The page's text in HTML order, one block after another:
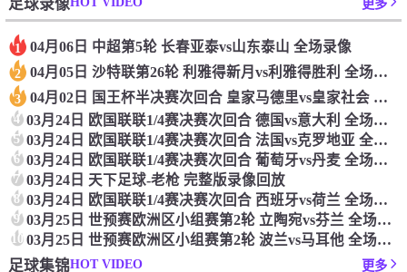
足球录像 更多
1 04月06日 中超第5轮 长春亚泰vs山东泰山 全场录像
2 04月05日 沙特联第26轮 利雅得新月vs利雅得胜利 全场录像
3 04月02日 国王杯半决赛次回合 皇家马德里vs皇家社会 全场录像
4 03月24日 欧国联联1/4赛决赛次回合 德国vs意大利 全场录像回放
5 03月24日 欧国联联1/4赛决赛次回合 法国vs克罗地亚 全场录像回放
6 03月24日 欧国联联1/4赛决赛次回合 葡萄牙vs丹麦 全场录像回放
7 03月24日 天下足球-老枪 完整版录像回放
8 03月24日 欧国联联1/4赛决赛次回合 西班牙vs荷兰 全场录像回放
9 03月25日 世预赛欧洲区小组赛第2轮 立陶宛vs芬兰 全场录像回放
10 03月25日 世预赛欧洲区小组赛第2轮 波兰vs马耳他 全场录像回放
足球集锦HOT VIDEO 更多